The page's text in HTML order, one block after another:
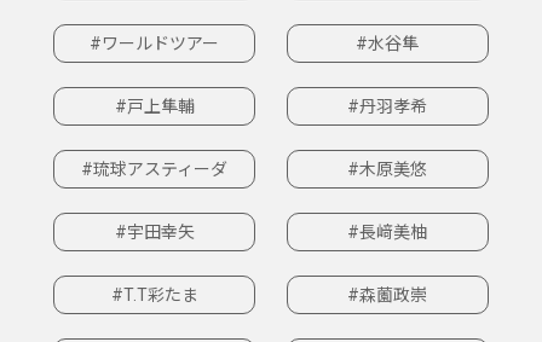
#ワールドツアー #水谷隼
#戸上隼輔 #丹羽孝希
#琉球アスティーダ #木原美悠
#宇田幸矢 #長﨑美柚
#T.T彩たま #森薗政崇